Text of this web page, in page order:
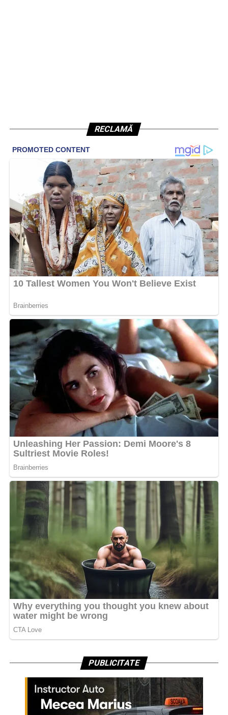
RECLAMĂ
PUBLICITATE